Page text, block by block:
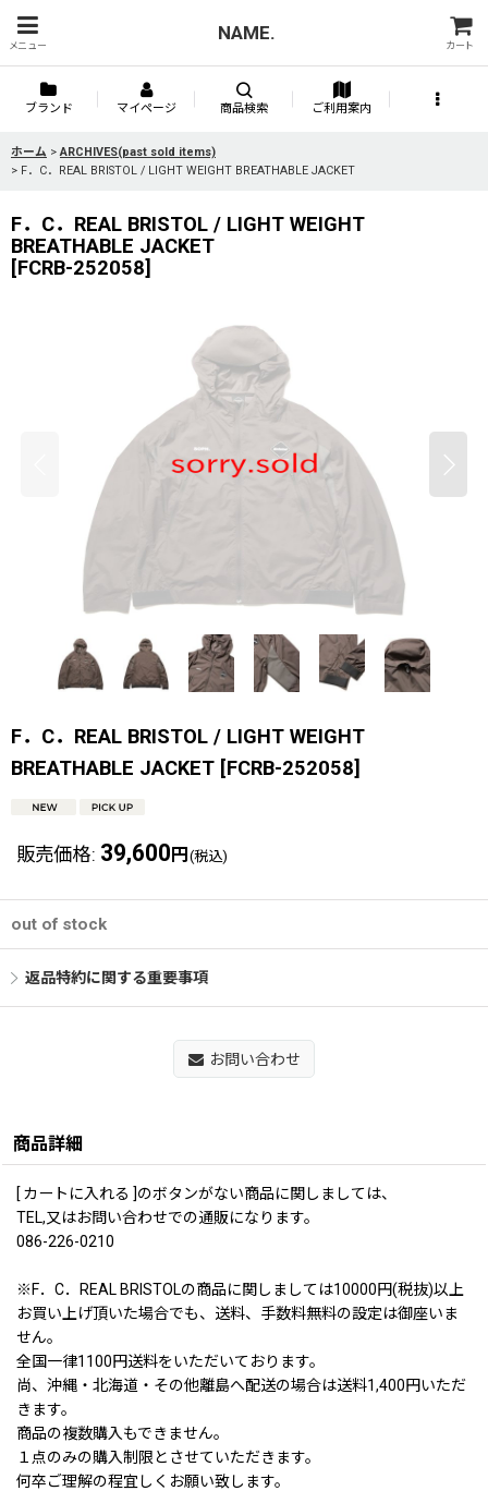
メニュー
NAME.
カート
ブランド マイページ 商品検索 ご利用案内
ホーム > ARCHIVES(past sold items)
> F．C．REAL BRISTOL / LIGHT WEIGHT BREATHABLE JACKET
F．C．REAL BRISTOL / LIGHT WEIGHT
BREATHABLE JACKET
[FCRB-252058]
F．C．REAL BRISTOL / LIGHT WEIGHT
BREATHABLE JACKET [FCRB-252058]
販売価格: 39,600 円 (税込)
out of stock
返品特約に関する重要事項
お問い合わせ
商品詳細
[ カートに入れる ]のボタンがない商品に関しましては、
TEL,又はお問い合わせでの通販になります。
086-226-0210
※F．C．REAL BRISTOLの商品に関しましては10000円(税抜)以上
お買い上げ頂いた場合でも、送料、手数料無料の設定は御座いま
せん。
全国一律1100円送料をいただいております。
尚、沖縄・北海道・その他離島へ配送の場合は送料1,400円いただ
きます。
商品の複数購入もできません。
１点のみの購入制限とさせていただきます。
何卒ご理解の程宜しくお願い致します。